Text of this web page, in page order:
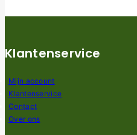
Klantenservice
Mijn account
Klantenservice
Contact
Over ons